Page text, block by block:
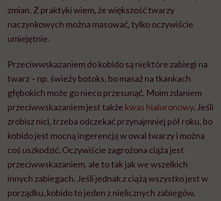
zmian. Z praktyki wiem, że większość twarzy
naczynkowych można masować, tylko oczywiście
umiejętnie.
Przeciwwskazaniem do kobido są niektóre zabiegi na
twarz – np. świeży botoks, bo masaż na tkankach
głębokich może go nieco przesunąć. Moim zdaniem
przeciwwskazaniem jest także kwas hialuronowy. Jeśli
zrobisz nici, trzeba odczekać przynajmniej pół roku, bo
kobido jest mocną ingerencją w owal twarzy i można
coś uszkodzić. Oczywiście zagrożona ciąża jest
przeciwwskazaniem, ale to tak jak we wszelkich
innych zabiegach. Jeśli jednak z ciążą wszystko jest w
porządku, kobido to jeden z nielicznych zabiegów,